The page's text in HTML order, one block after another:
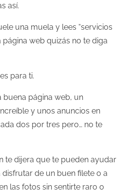
así.
una muela y lees “servicios
web quizás no te diga
para ti.
buena página web, un
y unos anuncios en
dos por tres pero… no te
te dijera que te pueden ayudar
de un buen filete o a
las fotos sin sentirte raro o